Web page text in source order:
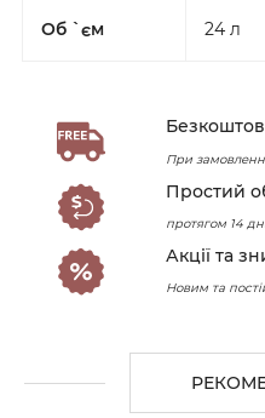
Об `єм 24 л
При
Простий
протягом 14
Акції та
Новим та